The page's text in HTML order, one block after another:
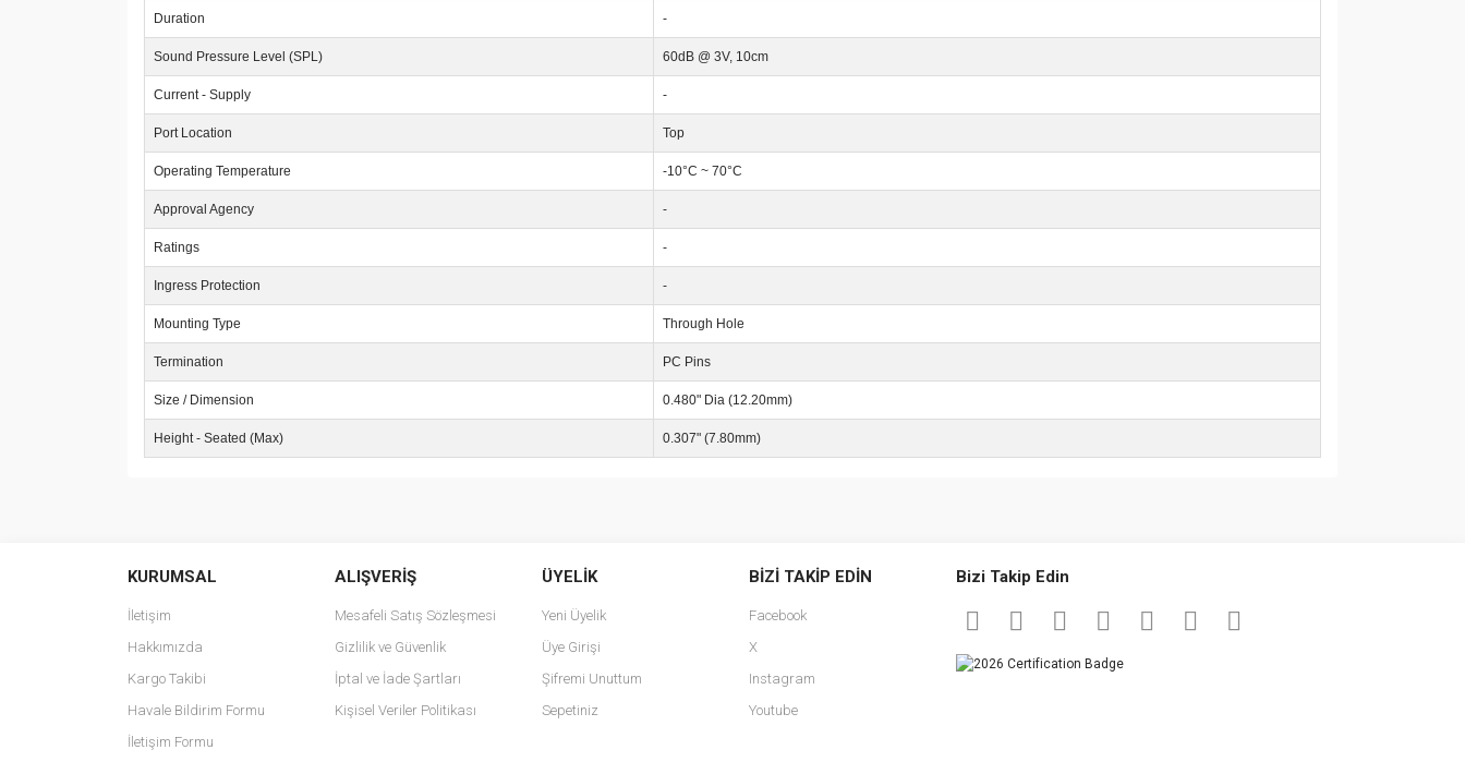
Duration -
Sound Pressure Level (SPL) 60dB @ 3V, 10cm
Current - Supply -
Port Location Top
Operating Temperature -10°C ~ 70°C
Approval Agency -
Ratings -
Ingress Protection -
Mounting Type Through Hole
Termination PC Pins
Size / Dimension 0.480" Dia (12.20mm)
Height - Seated (Max) 0.307" (7.80mm)
Ürün resmi kalitesiz, bozuk veya görüntülenemiyor.
Ürün açıklamasında eksik bilgiler bulunuyor.
Ürün bilgilerinde hatalar bulunuyor.
Ürün fiyatı diğer sitelerden daha pahalı.
KURUMSAL
İletişim
Hakkımızda
Kargo Takibi
Havale Bildirim Formu
İletişim Formu
ALIŞVERİŞ
Mesafeli Satış Sözleşmesi
Gizlilik ve Güvenlik
İptal ve İade Şartları
Kişisel Veriler Politikası
ÜYELİK
Yeni Üyelik
Üye Girişi
Şifremi Unuttum
Sepetiniz
BİZİ TAKİP EDİN
Facebook
X
Instagram
Youtube
Bizi Takip Edin